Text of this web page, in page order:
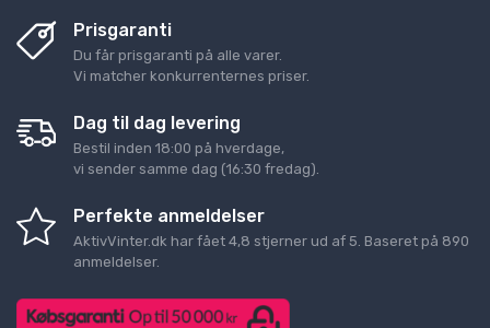
Prisgaranti
Du får prisgaranti på alle varer.
Vi matcher konkurrenternes priser.
Dag til dag levering
Bestil inden 18:00 på hverdage,
vi sender samme dag (16:30 fredag).
Perfekte anmeldelser
AktivVinter.dk har fået 4,8 stjerner ud af 5. Baseret på 890
anmeldelser.